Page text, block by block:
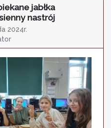
jabłka
nastrój
2024r.